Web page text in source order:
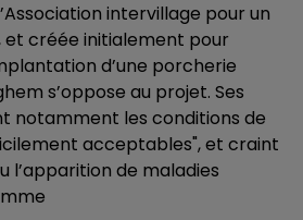
intervillage pour un
et créée initialement pour
d’une porcherie
s’oppose au projet. Ses
notamment les conditions de
acceptables", et craint
l’apparition de maladies